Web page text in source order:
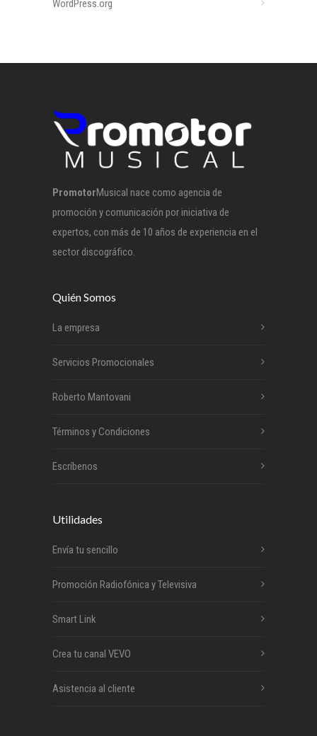
WordPress.org
PromotorMusical nace como agencia de
promoción y comunicación por iniciativa de
expertos, con más de 10 años de experiencia en el
sector discográfico.
Quién Somos
La empresa
Servicios Promocionales
Roberto Mantovani
Términos y Condiciones
Escríbenos
Utilidades
Envía tu sencillo
Promoción Radiofónica y Televisiva
Smart Link
Crea tu canal VEVO
Asistencia al cliente